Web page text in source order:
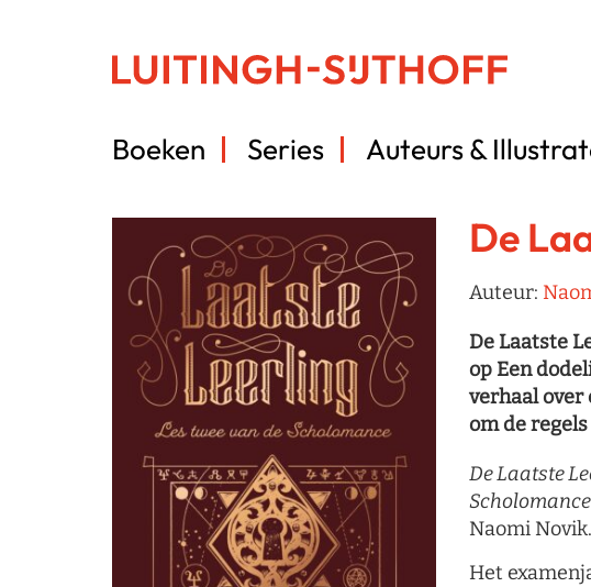
Boeken Series Auteurs &
De
Auteur:
De Laatste
op Een
verhaal over
om de
De Laatste
Scholomance
Naomi
Het